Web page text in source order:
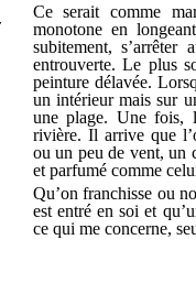
Ce serait comme
monotone en
subitement,
entrouverte. Le plus
peinture délavée.
un intérieur mais sur
une plage. Une fois,
rivière. Il arrive que
ou un peu de vent, un
et parfumé comme
Qu’on franchisse ou
est entré en soi et
ce qui me concerne,